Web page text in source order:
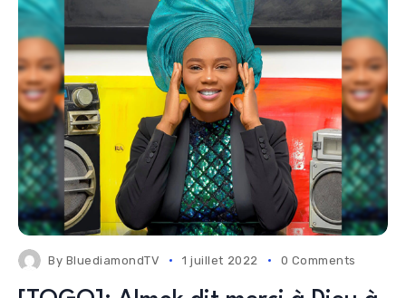
By BluediamondTV 1 juillet 2022 0 Comments